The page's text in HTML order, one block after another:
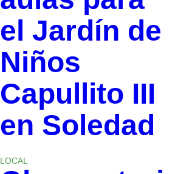
el Jardín de
Niños
Capullito III
en Soledad
LOCAL